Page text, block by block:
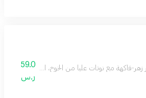
فاكهة مع نوتات عليا من الخوخ، التوت الأسود،
59.0
ر.س